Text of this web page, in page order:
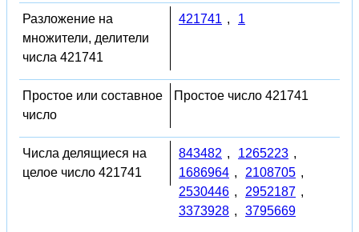
Разложение на
множители, делители
числа 421741
421741 , 1
Простое или составное
число
Простое число 421741
Числа делящиеся на
целое число 421741
843482 , 1265223 ,
1686964 , 2108705 ,
2530446 , 2952187 ,
3373928 , 3795669